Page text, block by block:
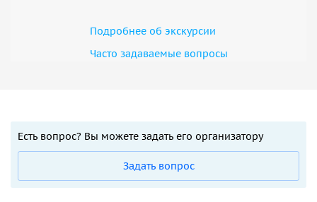
Подробнее об экскурсии
Часто задаваемые вопросы
Есть вопрос? Вы можете задать его организатору
Задать вопрос